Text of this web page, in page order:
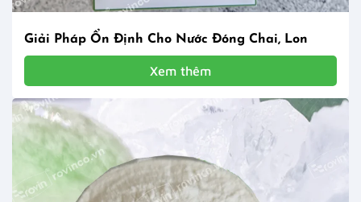
Giải Pháp Ổn Định Cho Nước Đóng Chai, Lon